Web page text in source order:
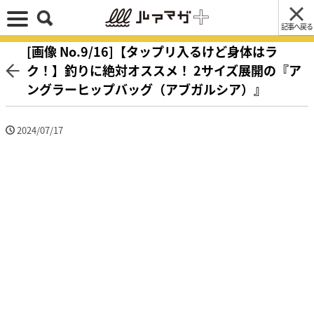
記事へ戻る
[画像 No.9/16]【タップリ入るけど身体はラ
ク！】釣りに絶対オススメ！ 2サイズ展開の『ア
ングラーヒップバッグ（アブガルシア）』
2024/07/17